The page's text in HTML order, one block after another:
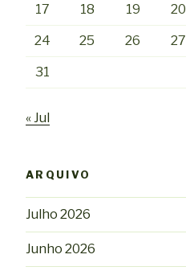
17 18 19 20
24 25 26 27
31
« Jul
ARQUIVO
Julho 2026
Junho 2026